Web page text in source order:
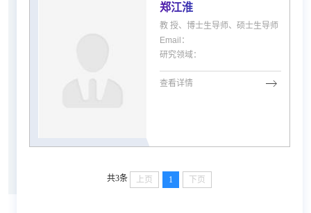
郑江淮
教 授、博士生导师、硕士生导师
Email：
研究领域：
查看详情
共3条 上页 1 下页